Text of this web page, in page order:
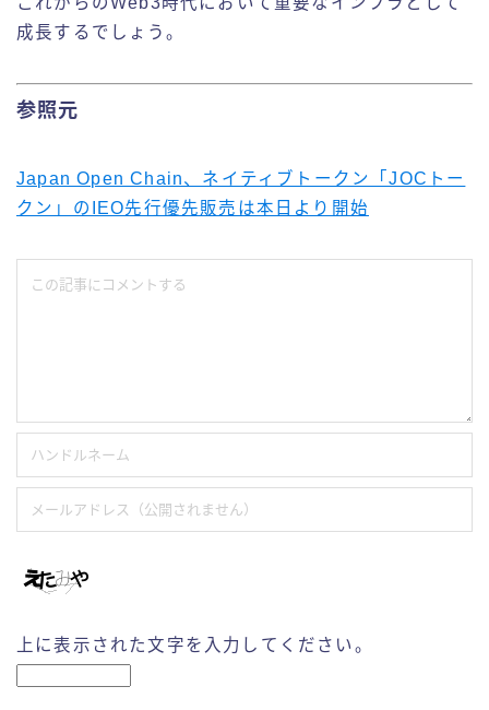
成長するでしょう。
参照元
Japan Open Chain、ネイティブトークン「JOCトー
クン」のIEO先行優先販売は本日より開始
上に表示された文字を入力してください。